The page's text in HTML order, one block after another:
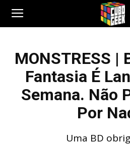
MONSTRESS |
Fantasia É
Semana. Não
Por
Uma BD